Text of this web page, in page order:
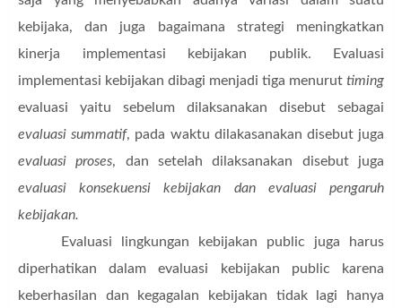
kebijaka, dan juga bagaimana strategi meningkatkan
kinerja implementasi kebijakan publik. Evaluasi
implementasi kebijakan dibagi menjadi tiga menurut timing
evaluasi yaitu sebelum dilaksanakan disebut sebagai
evaluasi summatif, pada waktu dilakasanakan disebut juga
evaluasi proses, dan setelah dilaksanakan disebut juga
evaluasi konsekuensi kebijakan dan evaluasi pengaruh
kebijakan.
Evaluasi lingkungan kebijakan public juga harus
diperhatikan dalam evaluasi kebijakan public karena
keberhasilan dan kegagalan kebijakan tidak lagi hanya